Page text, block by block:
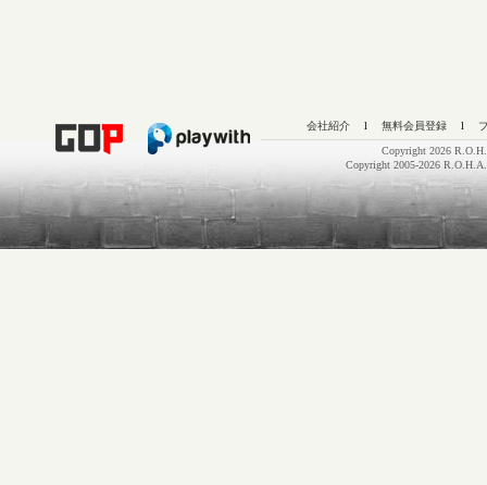
会社紹介 l 無料会員登録 l
Copyright 2026
Copyright 2005-2026